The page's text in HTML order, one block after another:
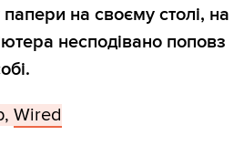
на своєму столі, на
несподівано поповз
Wired